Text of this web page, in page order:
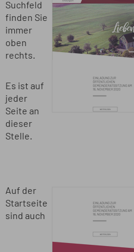
Suchfeld
finden Sie
immer
oben
rechts.
Es ist auf
jeder
Seite an
dieser
Stelle.
Auf der
Startseite
sind auch